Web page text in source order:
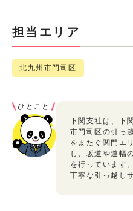
担当エリア
北九州市門司区
ひとこと
下関支社は、下
市門司区の引っ
をまたぐ関門エ
し、坂道や道幅
を行っています
丁寧な引っ越し